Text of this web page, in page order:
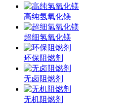
高纯氢氧化镁
超细氢氧化镁
环保阻燃剂
无卤阻燃剂
无机阻燃剂